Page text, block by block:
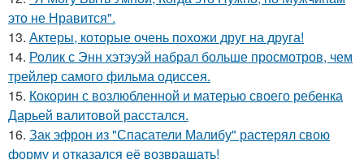
это не Нравится".
13. Актеры, которые очень похожи друг на друга!
14. Ролик с Энн хэтэуэй набрал больше просмотров, чем
трейлер самого фильма одиссея.
15. Кокорин с возлюбленной и матерью своего ребенка
Дарьей валитовой расстался.
16. Зак эфрон из "Спасатели Малибу" растерял свою
форму и отказался её возвращать!